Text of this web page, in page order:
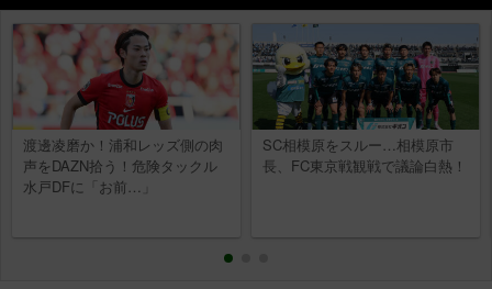
渡邊凌磨か！浦和レッズ側の肉
声をDAZN拾う！危険タックル
水戸DFに「お前…」
SC相模原をスルー…相模原市
長、FC東京戦観戦で議論白熱！